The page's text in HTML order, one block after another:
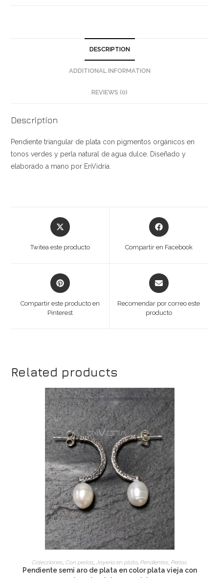
DESCRIPTION
ADDITIONAL INFORMATION
REVIEWS (0)
Description
Pendiente triangular de plata con pigmentos orgánicos en
tonos verdes y perla natural de agua dulce. Diseñado y
elaborado a mano por EnVidria.
Opens
in
Twitea este producto
Opens
in
Compartir en Facebook
Opens
in
new
Compartir este producto en
Pinterest
Opens
in
new
Recomendar por correo este
producto
Related products
ADD TO CART
Colecciones, Con perlas, Joyería en plata, Pendientes, Perlas
Pendiente semi aro de plata en color plata vieja con